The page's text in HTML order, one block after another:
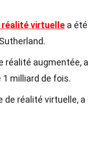
réalité virtuelle a été
réalité augmentée, a
milliard de fois.
de réalité virtuelle, a